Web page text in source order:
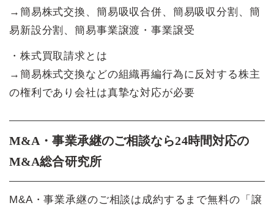
→簡易株式交換、簡易吸収合併、簡易吸収分割、簡
易新設分割、簡易事業譲渡・事業譲受
・株式買取請求とは
→簡易株式交換などの組織再編行為に反対する株主
の権利であり会社は真摯な対応が必要
M&A・事業承継のご相談なら24時間対応の
M&A総合研究所
M&A・事業承継のご相談は成約するまで無料の「譲